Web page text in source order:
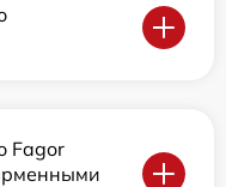
Fagor